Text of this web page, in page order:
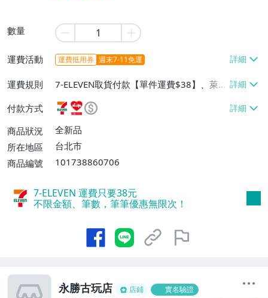
數量
運費活動 運費抵用券 週末7-11免運
運費規則
7-ELEVEN取貨付款【單件運費$38】、萊爾
富取貨付款【單件運費$60】、宅配/貨運
【單件運費$130】
付款方式
商品狀況
全新品
所在地區
台北市
商品編號
101738860706
7-ELEVEN 運費只要38元
不限金額、筆數，筆筆優惠無限次！
永勝古玩店 店鋪 實名驗證